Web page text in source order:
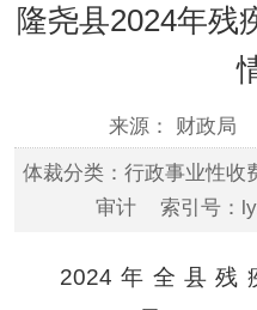
隆尧县2024年残
来源： 财政局
体裁分类：行政事业性
审计 索引号：
2024 年全县残